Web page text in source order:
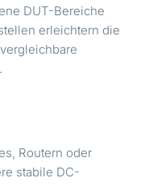
DUT-Bereiche
erleichtern die
Routern oder
stabile DC-